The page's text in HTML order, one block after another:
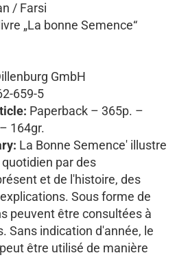
/ Farsi
„La bonne Semence“
GmbH
659-5
Paperback – 365p. –
164gr.
La Bonne Semence' illustre
par des
et de l'histoire, des
Sous forme de
peuvent être consultées à
Sans indication d'année, le
être utilisé de manière